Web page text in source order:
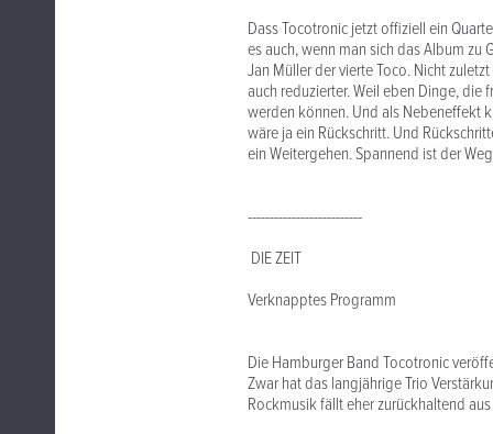
Dass Tocotronic jetzt offiziell ein
es auch, wenn man sich das Album zu
Jan Müller der vierte Toco. Nicht
auch reduzierter. Weil eben Dinge,
werden können. Und als Nebeneffekt
wäre ja ein Rückschritt. Und
ein Weitergehen. Spannend ist der
--------------------------
DIE ZEIT
Verknapptes Programm
Die Hamburger Band Tocotronic
Zwar hat das langjährige Trio
Rockmusik fällt eher zurückhaltend aus